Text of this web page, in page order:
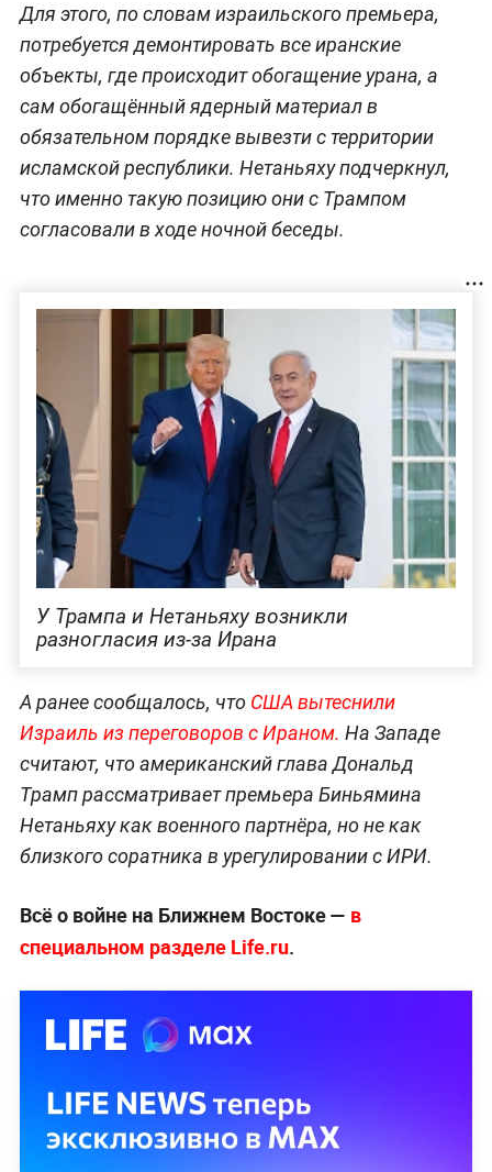
Для этого, по словам израильского премьера,
потребуется демонтировать все иранские
объекты, где происходит обогащение урана, а
сам обогащённый ядерный материал в
обязательном порядке вывезти с территории
исламской республики. Нетаньяху подчеркнул,
что именно такую позицию они с Трампом
согласовали в ходе ночной беседы.
У Трампа и Нетаньяху возникли
разногласия из-за Ирана
А ранее сообщалось, что США вытеснили
Израиль из переговоров с Ираном. На Западе
считают, что американский глава Дональд
Трамп рассматривает премьера Биньямина
Нетаньяху как военного партнёра, но не как
близкого соратника в урегулировании с ИРИ.
Всё о войне на Ближнем Востоке — в
специальном разделе Life.ru.